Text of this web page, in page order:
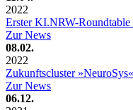
2022
Erster KI.NRW-
Zur News
08.02.
2022
Zukunftscluster
Zur News
06.12.